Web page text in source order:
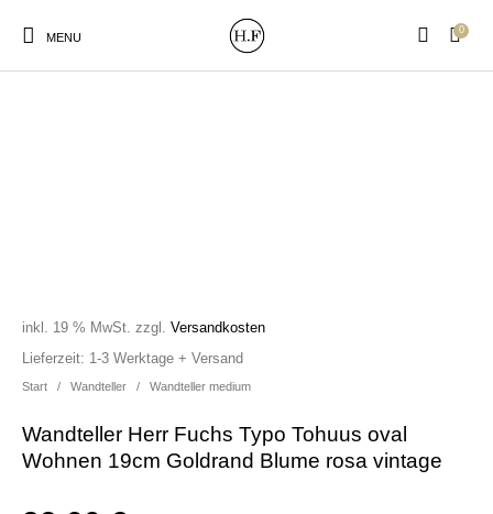
MENU
0
Start / Wandteller / Wandteller medium
Wandteller Herr Fuchs Typo Tohuus oval
Wohnen 19cm Goldrand Blume rosa vintage
inkl. 19 % MwSt. zzgl.Versandkosten
Lieferzeit: 1-3 Werktage + Versand